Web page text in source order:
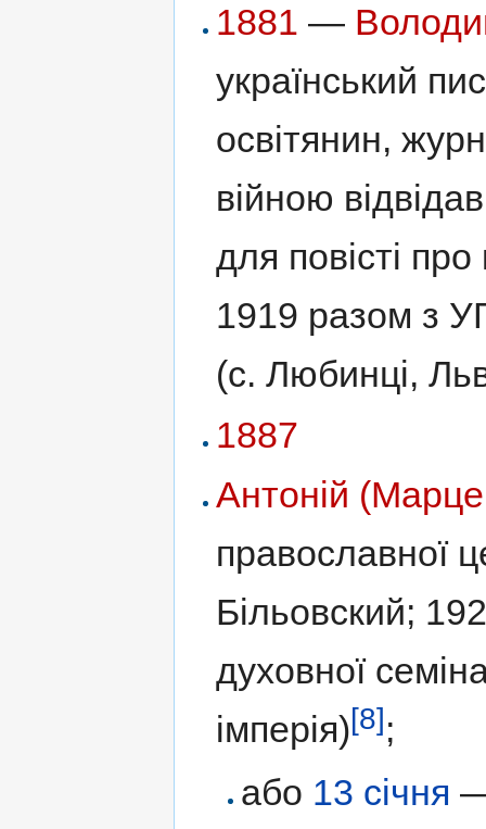
1881 —
український
освітянин,
війною
для повісті
1919 разом з
(с. Любинці,
1887
Антоній
православної
Більовский;
духовної
імперія)[8];
або 13 січня